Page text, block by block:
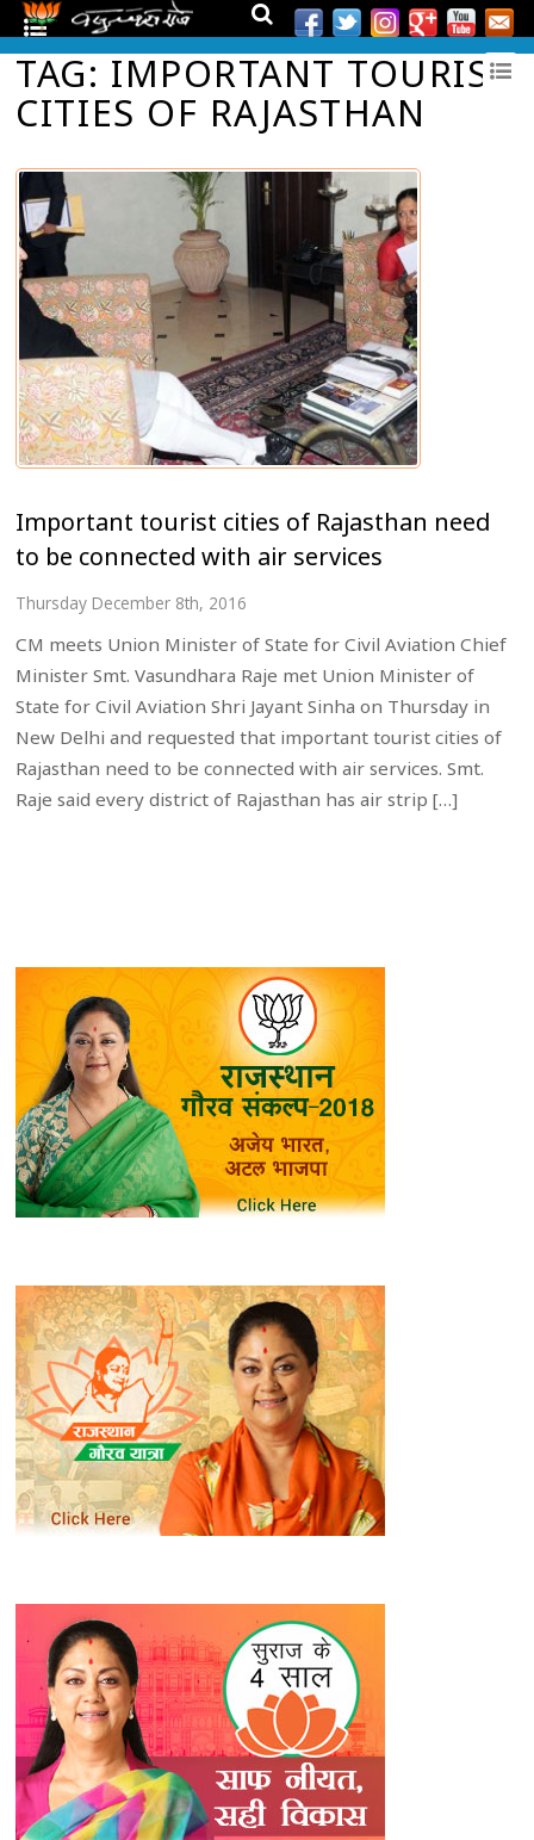
TAG: IMPORTANT TOURIST
CITIES OF RAJASTHAN
Important tourist cities of Rajasthan need
to be connected with air services
Thursday December 8th, 2016
CM meets Union Minister of State for Civil Aviation Chief
Minister Smt. Vasundhara Raje met Union Minister of
State for Civil Aviation Shri Jayant Sinha on Thursday in
New Delhi and requested that important tourist cities of
Rajasthan need to be connected with air services. Smt.
Raje said every district of Rajasthan has air strip […]